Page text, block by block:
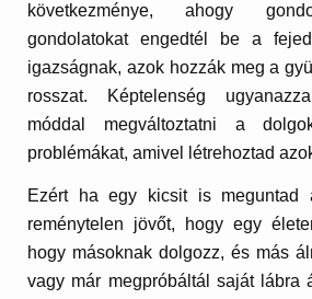
következménye, ahogy
gondolatokat engedtél be a
igazságnak, azok hozzák meg a
rosszat. Képtelenség
móddal megváltoztatni a
problémákat, amivel létrehoztad
Ezért ha egy kicsit is meguntad
reménytelen jövőt, hogy egy
hogy másoknak dolgozz, és más
vagy már megpróbáltál saját lábra